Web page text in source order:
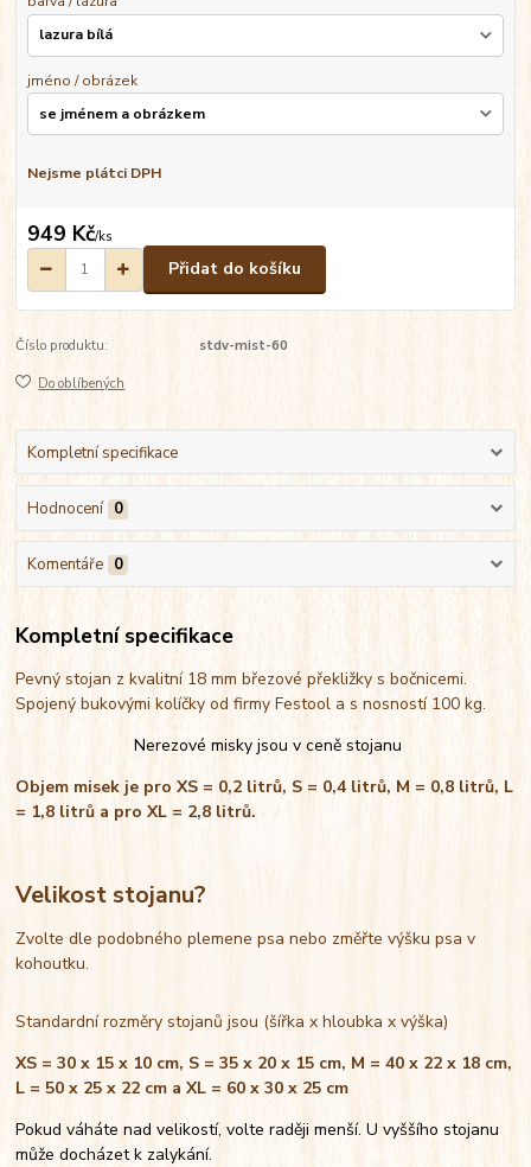
jméno / obrázek
Nejsme plátci DPH
949 Kč/ks
Přidat do košíku
Číslo produktu: stdv-mist-60
Do oblíbených
Kompletní specifikace
Hodnocení 0
Komentáře 0
Kompletní specifikace
Pevný stojan z kvalitní 18 mm březové překližky s bočnicemi.
Spojený bukovými kolíčky od firmy Festool a s nosností 100 kg.
Nerezové misky jsou v ceně stojanu
Objem misek je pro XS = 0,2 litrů, S = 0,4 litrů, M = 0,8 litrů, L
= 1,8 litrů a pro XL = 2,8 litrů.
Velikost stojanu?
Zvolte dle podobného plemene psa nebo změřte výšku psa v
kohoutku.
Standardní rozměry stojanů jsou (šířka x hloubka x výška)
XS = 30 x 15 x 10 cm, S = 35 x 20 x 15 cm, M = 40 x 22 x 18 cm,
L = 50 x 25 x 22 cm a XL = 60 x 30 x 25 cm
Pokud váháte nad velikostí, volte raději menší. U vyššího stojanu
může docházet k zalykání.